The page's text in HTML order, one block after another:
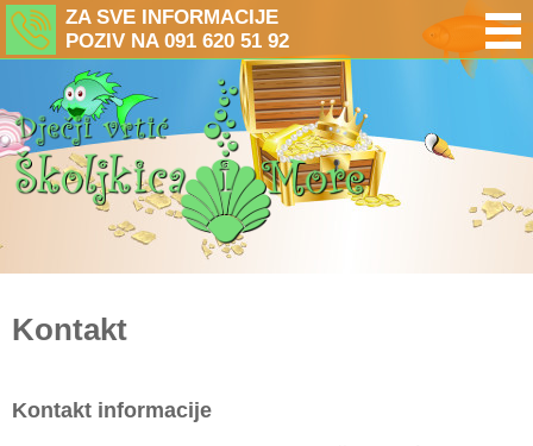
ZA SVE INFORMACIJE
POZIV NA 091 620 51 92
Kontakt
Kontakt informacije